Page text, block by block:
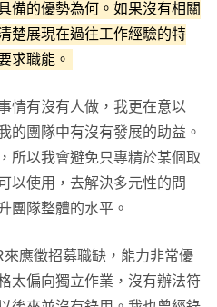
備的優勢為何。如果沒有相關
楚展現在過往工作經驗的特
求職能。
情有沒有人做，我更在意以
的團隊中有沒有發展的助益。
所以我會避免只專精於某個取
以使用，去解決多元性的問
團隊整體的水平。
應徵招募職缺，能力非常優
太偏向獨立作業，沒有辦法符